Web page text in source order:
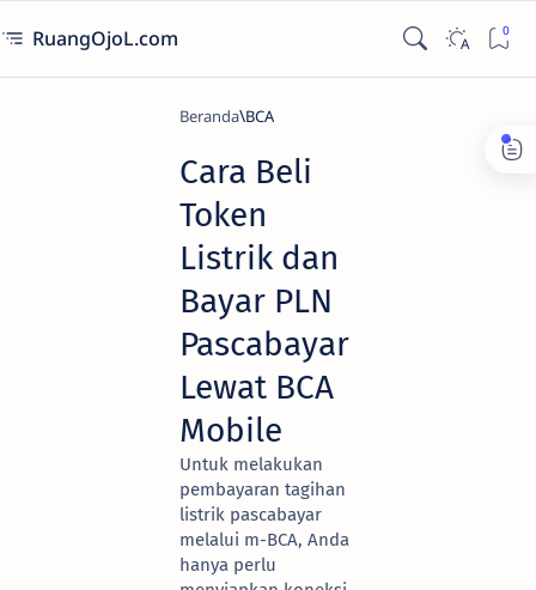
RuangOjoL.com
Beranda BCA
Cara Beli
Token
Listrik dan
Bayar PLN
Pascabayar
Lewat BCA
Mobile
Untuk melakukan
pembayaran tagihan
listrik pascabayar
melalui m-BCA, Anda
hanya perlu